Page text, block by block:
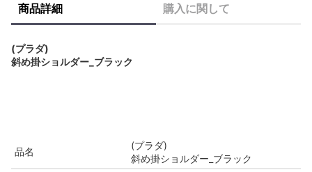
商品詳細 購入に関して
(プラダ)
斜め掛ショルダー_ブラック
品名
(プラダ)
斜め掛ショルダー_ブラック